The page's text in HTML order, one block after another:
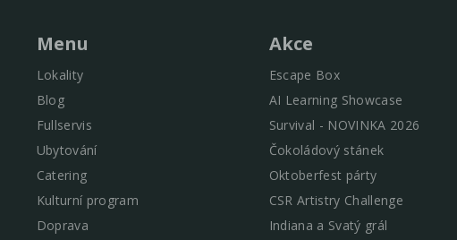
Menu
Lokality
Blog
Fullservis
Ubytování
Catering
Kulturní program
Doprava
Akce
Escape Box
AI Learning Showcase
Survival - NOVINKA 2026
Čokoládový stánek
Oktoberfest párty
CSR Artistry Challenge
Indiana a Svatý grál